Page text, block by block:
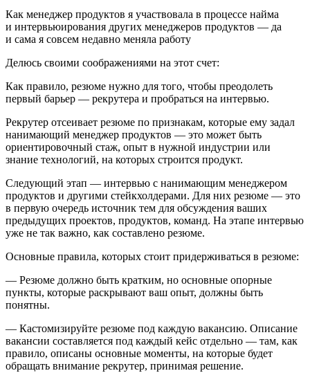
Как менеджер продуктов я участвовала в процессе найма
и интервьюирования других менеджеров продуктов — да
и сама я совсем недавно меняла работу
Делюсь своими соображениями на этот счет:
Как правило, резюме нужно для того, чтобы преодолеть
первый барьер — рекрутера и пробраться на интервью.
Рекрутер отсеивает резюме по признакам, которые ему задал
нанимающий менеджер продуктов — это может быть
ориентировочный стаж, опыт в нужной индустрии или
знание технологий, на которых строится продукт.
Следующий этап — интервью с нанимающим менеджером
продуктов и другими стейкхолдерами. Для них резюме — это
в первую очередь источник тем для обсуждения ваших
предыдущих проектов, продуктов, команд. На этапе интервью
уже не так важно, как составлено резюме.
Основные правила, которых стоит придерживаться в резюме:
— Резюме должно быть кратким, но основные опорные
пункты, которые раскрывают ваш опыт, должны быть
понятны.
— Кастомизируйте резюме под каждую вакансию. Описание
вакансии составляется под каждый кейс отдельно — там, как
правило, описаны основные моменты, на которые будет
обращать внимание рекрутер, принимая решение.